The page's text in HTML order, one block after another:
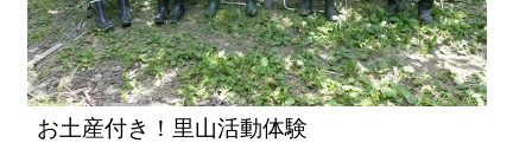
お土産付き！里山活動体験